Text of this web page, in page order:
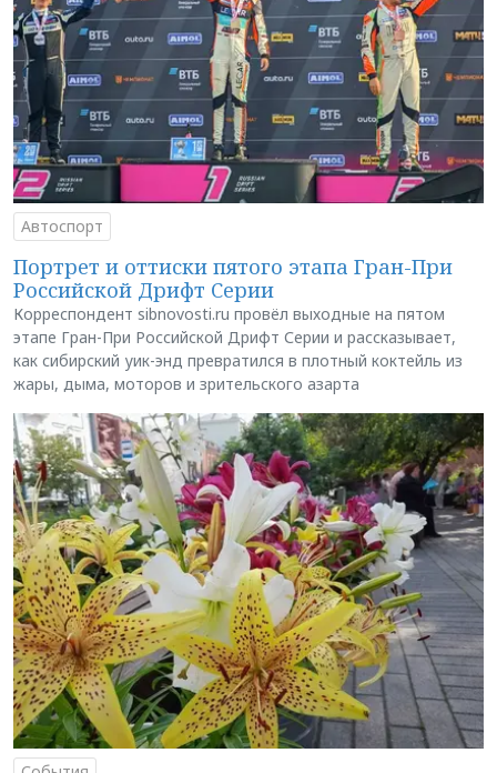
Автоспорт
Портрет и оттиски пятого этапа Гран-При
Российской Дрифт Серии
Корреспондент sibnovosti.ru провёл выходные на пятом
этапе Гран-При Российской Дрифт Серии и рассказывает,
как сибирский уик-энд превратился в плотный коктейль из
жары, дыма, моторов и зрительского азарта